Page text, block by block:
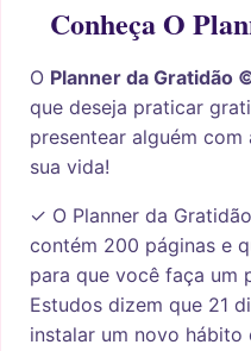
Conheça O
O Planner da Gratidão
que deseja praticar
presentear alguém
sua vida!
✓ O Planner da
contém 200 páginas e
para que você faça um
Estudos dizem que 21
instalar um novo hábito